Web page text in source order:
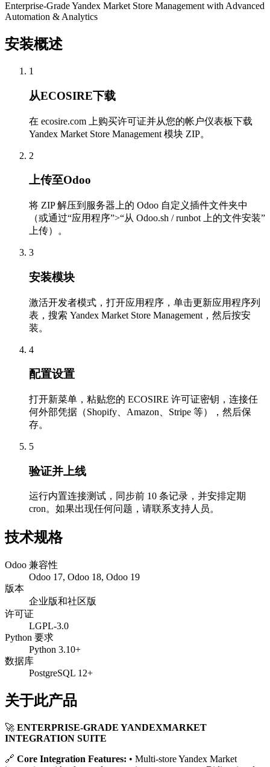
Enterprise-Grade Yandex Market Store Management with Advanced
Automation & Analytics
安装概述
1
从ECOSIRE下载
在 ecosire.com 上购买许可证并从您的帐户仪表板下载
Yandex Market Store Management 模块 ZIP。
2
上传至Odoo
将 ZIP 解压到服务器上的 Odoo 自定义插件文件夹中
（或通过“应用程序”>“从 Odoo.sh / runbot 上的文件安装”
上传）。
3
安装模块
激活开发者模式，打开应用程序，单击更新应用程序列
表，搜索 Yandex Market Store Management，然后按安
装。
4
配置设置
打开新菜单，粘贴您的 ECOSIRE 许可证密钥，连接任
何外部凭据（Shopify、Amazon、Stripe 等），然后保
存。
5
验证并上线
运行内置连接测试，同步前 10 条记录，并安排定期
cron。如果出现任何问题，请联系支持人员。
技术规格
Odoo 兼容性
Odoo 17, Odoo 18, Odoo 19
版本
企业版和社区版
许可证
LGPL-3.0
Python 要求
Python 3.10+
数据库
PostgreSQL 12+
关于此产品
🚀 ENTERPRISE-GRADE YANDEXMARKET
INTEGRATION SUITE
🔗 Core Integration Features: • Multi-store Yandex Market